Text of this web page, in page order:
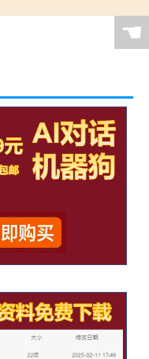
☚